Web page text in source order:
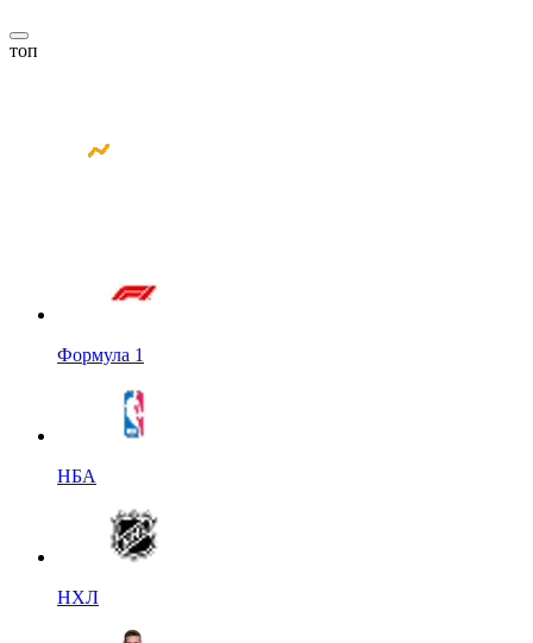
топ
Формула 1
НБА
НХЛ